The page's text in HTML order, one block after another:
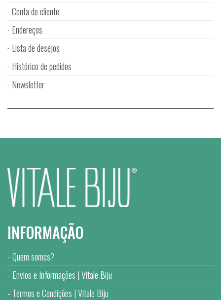
Conta de cliente
Endereços
Lista de desejos
Histórico de pedidos
Newsletter
INFORMAÇÃO
Quem somos?
Envios e Informações | Vitale Biju
Termos e Condições | Vitale Biju